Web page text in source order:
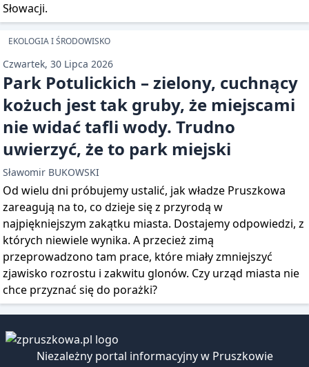
Słowacji.
EKOLOGIA I ŚRODOWISKO
Czwartek, 30 Lipca 2026
Park Potulickich – zielony, cuchnący
kożuch jest tak gruby, że miejscami
nie widać tafli wody. Trudno
uwierzyć, że to park miejski
Sławomir BUKOWSKI
Od wielu dni próbujemy ustalić, jak władze Pruszkowa
zareagują na to, co dzieje się z przyrodą w
najpiękniejszym zakątku miasta. Dostajemy odpowiedzi, z
których niewiele wynika. A przecież zimą
przeprowadzono tam prace, które miały zmniejszyć
zjawisko rozrostu i zakwitu glonów. Czy urząd miasta nie
chce przyznać się do porażki?
Niezależny portal informacyjny w Pruszkowie